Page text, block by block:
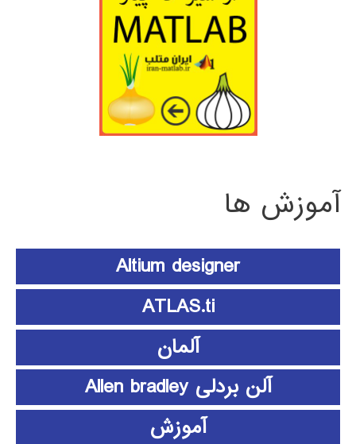
آموزش ها
Altium designer
ATLAS.ti
آلمان
آلن بردلی Allen bradley
آموزش